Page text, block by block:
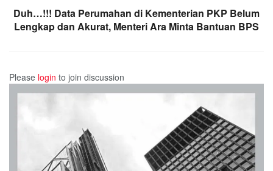
Duh…!!! Data Perumahan di Kementerian PKP Belum
Lengkap dan Akurat, Menteri Ara Minta Bantuan BPS
Please login to join discussion